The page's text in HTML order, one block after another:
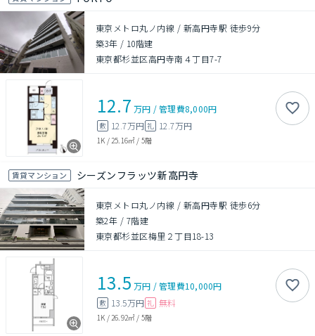
東京メトロ丸ノ内線 / 新高円寺駅 徒歩9分
築3年 / 10階建
東京都杉並区高円寺南４丁目7-7
12.7 万円 /管理費8,000円
敷 12.7万円 礼 12.7万円
1K / 25.16㎡ / 5階
賃貸マンション シーズンフラッツ新高円寺
東京メトロ丸ノ内線 / 新高円寺駅 徒歩6分
築2年 / 7階建
東京都杉並区梅里２丁目18-13
13.5 万円 /管理費10,000円
敷 13.5万円 礼 無料
1K / 26.92㎡ / 5階